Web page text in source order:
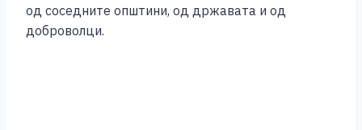
од соседните општини, од државата и од
доброволци.